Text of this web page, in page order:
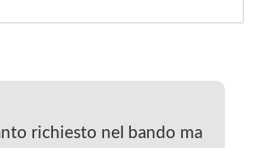
richiesto nel bando ma